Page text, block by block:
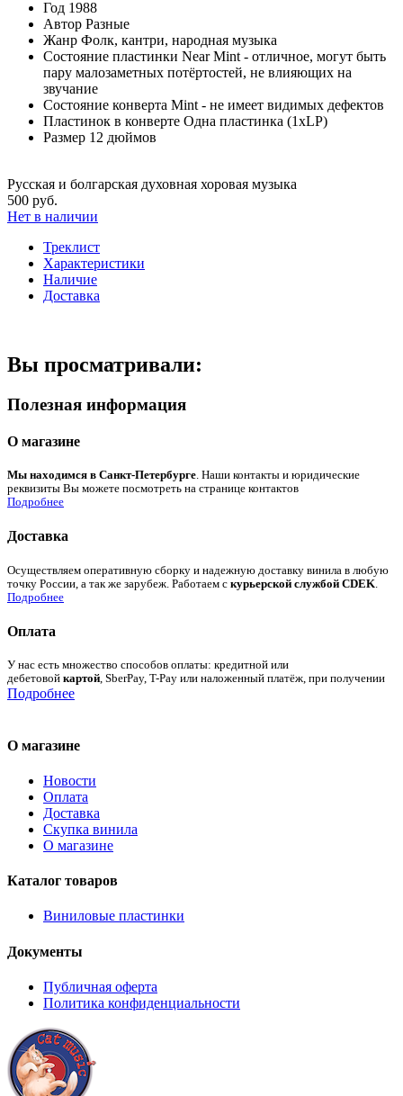
Год 1988
Автор Разные
Жанр Фолк, кантри, народная музыка
Состояние пластинки Near Mint - отличное, могут быть
пару малозаметных потёртостей, не влияющих на
звучание
Состояние конверта Mint - не имеет видимых дефектов
Пластинок в конверте Одна пластинка (1xLP)
Размер 12 дюймов
Русская и болгарская духовная хоровая музыка
500 руб.
Нет в наличии
Треклист
Характеристики
Наличие
Доставка
Вы просматривали:
Полезная информация
О магазине
Мы находимся в Санкт-Петербурге. Наши контакты и юридические
реквизиты Вы можете посмотреть на странице контактов
Подробнее
Доставка
Осуществляем оперативную сборку и надежную доставку винила в любую
точку России, а так же зарубеж. Работаем с курьерской службой CDEK
Подробнее
Оплата
У нас есть множество способов оплаты: кредитной или
дебетовой картой, SberPay, T-Pay или наложенный платёж, при получении
Подробнее
О магазине
Новости
Оплата
Доставка
Скупка винила
О магазине
Каталог товаров
Виниловые пластинки
Документы
Публичная оферта
Политика конфиденциальности